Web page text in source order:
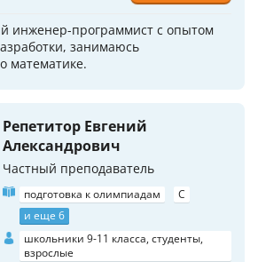
инженер-программист с опытом
занимаюсь
математике.
Репетитор Евгений
Александрович
Частный преподаватель
подготовка к олимпиадам
C
и еще 6
школьники 9-11 класса, студенты,
взрослые